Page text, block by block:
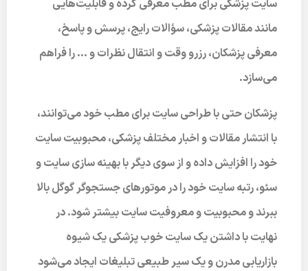
سایت پزشکی برای مطب معرفی کرده و قابلیت‌هایی
مانند مقالات پزشکی، سؤالات رایج، پرسش و پاسخ،
معرفی پزشکان، رزرو وقت و انتقال نظرات و … را فراهم
می‌سازد.
پزشکان حتی باطراحی سایت برای مطبخود می‌توانند،
با انتشار مقالات و اخبار مختلف پزشکی، محبوبیت سایت
خود را افزایش داده و از سوی دیگر با بهینه سازی سایت و
سئو، رتبه سایت خود را در موتورهای جستجوگر گوگل بالا
ببرند و محبوبیت و معروفیت سایت بیشتر شود. در
نهایت با داشتن یک سایت خوب پزشکی یک شیوه
بازاریابی مدرن و یک سیر طبیعی تبلیغات ایجاد می‌شود